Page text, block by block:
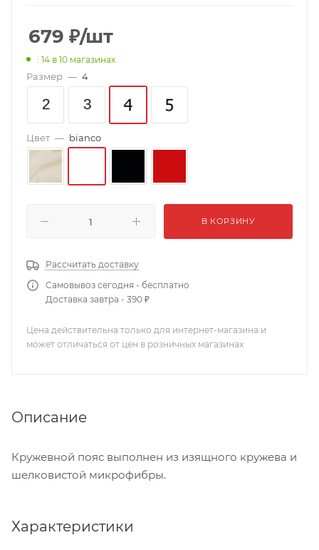
679 ₽/шт
: 14 в 10 магазинах
Размер — 4
Цвет — bianco
В КОРЗИНУ
Рассчитать доставку
Самовывоз сегодня - бесплатно
Доставка завтра - 390 ₽
Цена действительна только для интернет-магазина и
может отличаться от цен в розничных магазинах
Описание
Кружевной пояс выполнен из изящного кружева и
шелковистой микрофибры.
Характеристики